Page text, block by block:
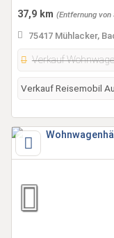
37,9 km (Entfernung von
75417 Mühlacker,
Verkauf
Verkauf Reisemobil